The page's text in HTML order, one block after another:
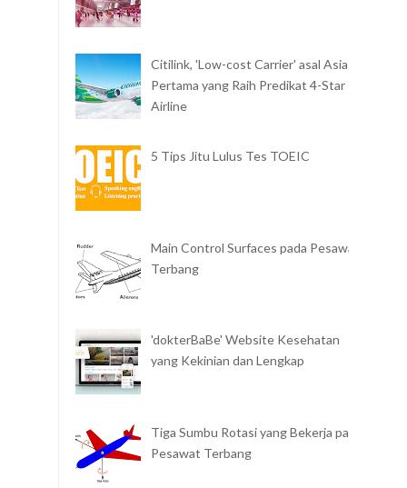
Citilink, 'Low-cost Carrier' asal Asia
Pertama yang Raih Predikat 4-Star
Airline
5 Tips Jitu Lulus Tes TOEIC
Main Control Surfaces pada Pesawat
Terbang
'dokterBaBe' Website Kesehatan
yang Kekinian dan Lengkap
Tiga Sumbu Rotasi yang Bekerja pada
Pesawat Terbang